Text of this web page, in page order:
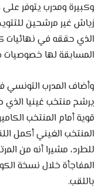
وكبيرة ومدرب يتوفر على
زياش غير مرشحين
الذي حققه في نهائيات
المسابقة لها خصوصيات
وأضاف المدرب التونسي
يرشح منتخب غينيا
قوية أمام المنتخب
المنتخب الغيني أكمل
للطرد، مشيرا أنه من
المفاجأة خلال نسخة
باللقب.